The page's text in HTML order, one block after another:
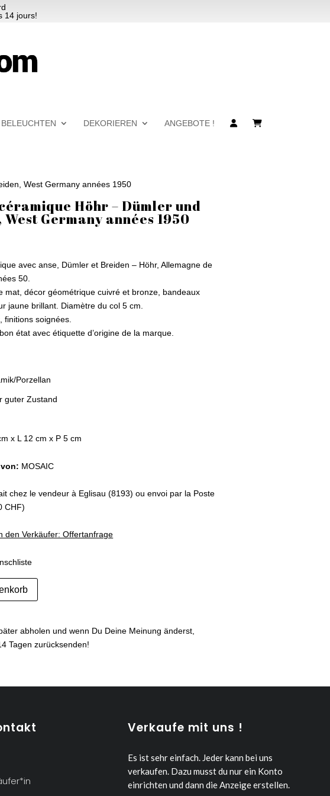
14 jours!
BELEUCHTEN DEKORIEREN ANGEBOTE !
West Germany années 1950
Höhr – Dümler und
Germany années 1950
avec anse, Dümler et Breiden – Höhr, Allemagne de
50.
mat, décor géométrique cuivré et bronze, bandeaux
jaune brillant. Diamètre du col 5 cm.
finitions soignées.
état avec étiquette d’origine de la marque.
Porzellan
guter Zustand
x L 12 cm x P 5 cm
MOSAIC
chez le vendeur à Eglisau (8193) ou envoi par la Poste
CHF)
den Verkäufer: Offertanfrage
abholen und wenn Du Deine Meinung änderst,
Tagen zurücksenden!
Verkaufe mit uns !
Es ist sehr einfach. Jeder kann bei uns
verkaufen. Dazu musst du nur ein Konto
einrichten und dann die Anzeige erstellen.